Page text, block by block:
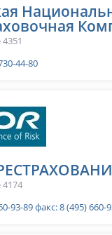
44-80
93-89 факс: 8 (495) 660-